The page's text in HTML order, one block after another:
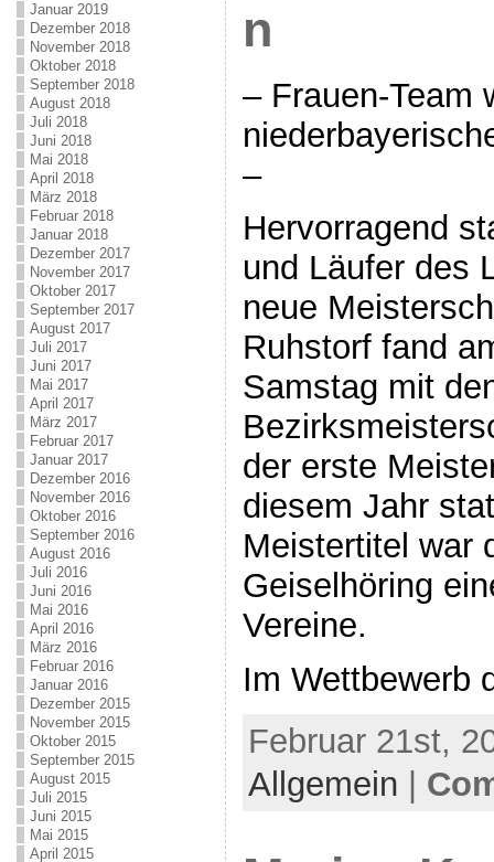
Januar 2019
Dezember 2018
November 2018
Oktober 2018
September 2018
August 2018
Juli 2018
Juni 2018
Mai 2018
April 2018
März 2018
Februar 2018
Januar 2018
Dezember 2017
November 2017
Oktober 2017
September 2017
August 2017
Juli 2017
Juni 2017
Mai 2017
April 2017
März 2017
Februar 2017
Januar 2017
Dezember 2016
November 2016
Oktober 2016
September 2016
August 2016
Juli 2016
Juni 2016
Mai 2016
April 2016
März 2016
Februar 2016
Januar 2016
Dezember 2015
November 2015
Oktober 2015
September 2015
August 2015
Juli 2015
Juni 2015
Mai 2015
April 2015
n
– Frauen-Team
–
Hervorragend
und Läufer des
neue
Ruhstorf fand
Samstag mit
der erste
diesem Jahr
Meistertitel war
Geiselhöring
Vereine.
Im Wettbewerb
Februar 21st,
Allgemein